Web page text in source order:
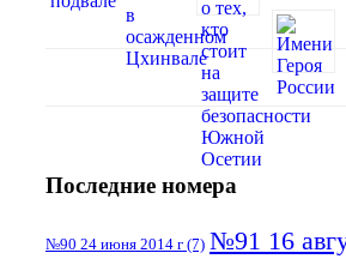
Последние номера
№90 24 июня 2014 г (7) №91 16